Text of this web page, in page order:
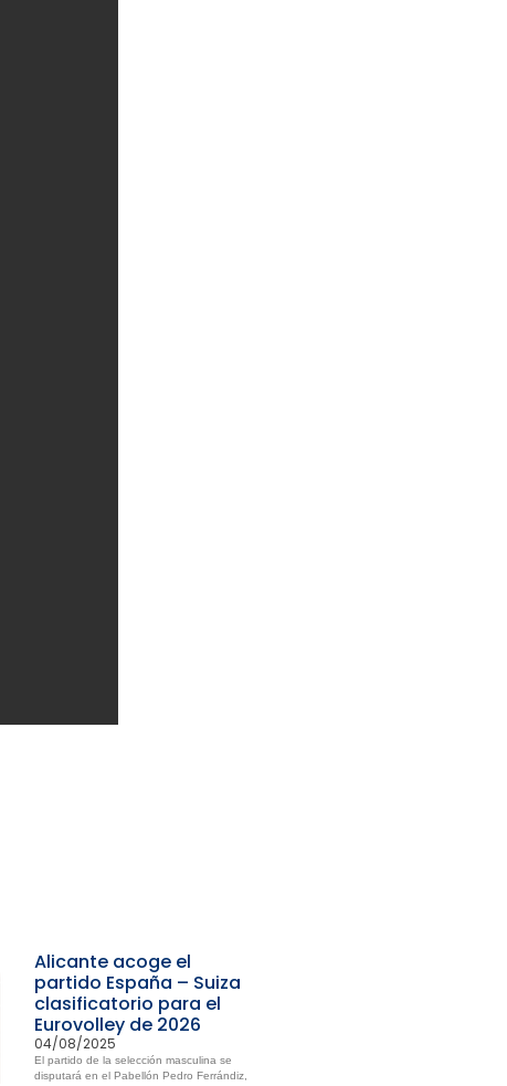
Alicante acoge el
partido España – Suiza
clasificatorio para el
Eurovolley de 2026
04/08/2025
El partido de la selección masculina se
disputará en el Pabellón Pedro Ferrándiz,